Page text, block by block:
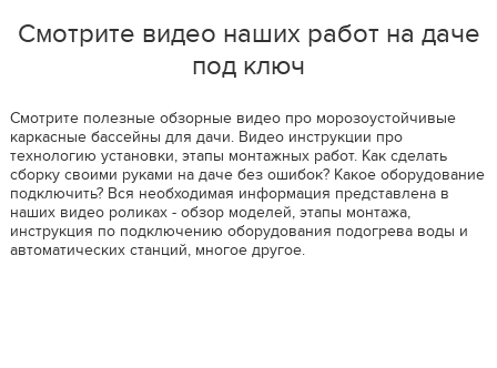
Смотрите видео наших работ на даче
под ключ
Смотрите полезные обзорные видео про морозоустойчивые
каркасные бассейны для дачи. Видео инструкции про
технологию установки, этапы монтажных работ. Как сделать
сборку своими руками на даче без ошибок? Какое оборудование
подключить? Вся необходимая информация представлена в
наших видео роликах - обзор моделей, этапы монтажа,
инструкция по подключению оборудования подогрева воды и
автоматических станций, многое другое.